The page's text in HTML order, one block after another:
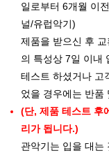
일로부터 6개월 이
널/유럽악기)
제품을 받으신 후
의 특성상 7일 이내
테스트 하셨거나 고
었을 경우에는 반품
(단, 제품 테스트 후
리가 됩니다.)
관악기는 입을 대는